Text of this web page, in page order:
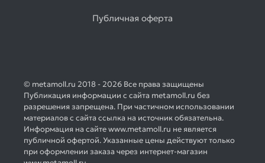
Публичная оферта
© metamoll.ru 2018 - 2026 Все права защищены
Публикация информации с сайта metamoll.ru без
разрешения запрещена. При частичном использовании
материалов с сайта ссылка на источник обязательна.
Информация на сайте www.metamoll.ru не является
публичной офертой. Указанные цены действуют только
при оформлении заказа через интернет-магазин